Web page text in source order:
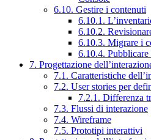
6.10. Gestire i contenuti
6.10.1.
6.10.2.
6.10.3. Migrare i
6.10.4.
7. Progettazione
7.1. Caratteristiche
7.2. User stories per
7.2.1. Differenza
7.3. Flussi di interazione
7.4. Wireframe
7.5. Prototipi interattivi